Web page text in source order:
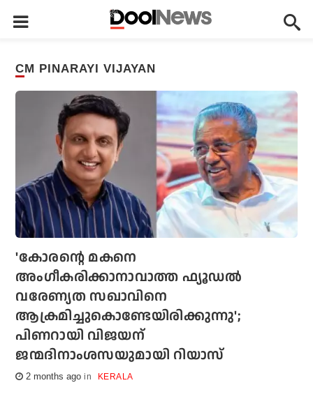
CM PINARAYI VIJAYAN
'കോരന്റെ മകനെ
അംഗീകരിക്കാനാവാത്ത ഫ്യൂഡല്‍
വരേണ്യത സഖാവിനെ
ആക്രമിച്ചുകൊണ്ടേയിരിക്കുന്നു';
പിണറായി വിജയന്
ജന്മദിനാംശസയുമായി റിയാസ്
2 months ago KERALA